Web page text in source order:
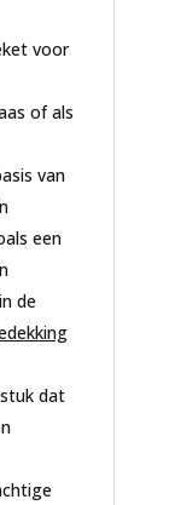
voor
of als
van
een
de
dat